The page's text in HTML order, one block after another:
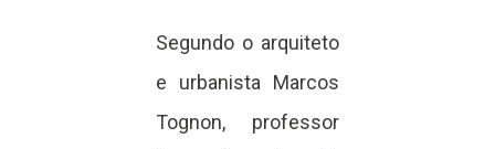
Segundo o arquiteto
e urbanista Marcos
Tognon, professor